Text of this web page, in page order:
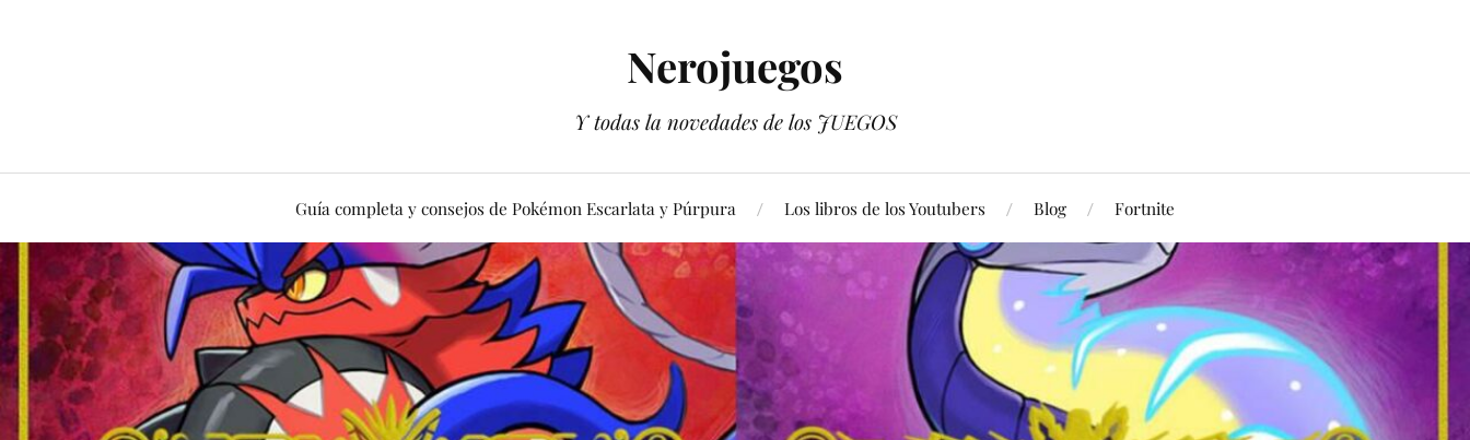
Nerojuegos
Y todas la novedades de los JUEGOS
Guía completa y consejos de Pokémon Escarlata y Púrpura Los libros de los Youtubers Blog Fortnite